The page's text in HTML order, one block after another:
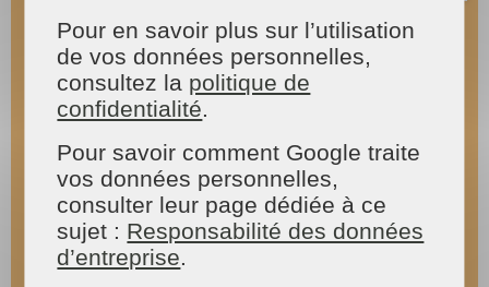
Pour en savoir plus sur l’utilisation
de vos données personnelles,
consultez la politique de
confidentialité.
Pour savoir comment Google traite
vos données personnelles,
consulter leur page dédiée à ce
sujet : Responsabilité des données
d’entreprise.